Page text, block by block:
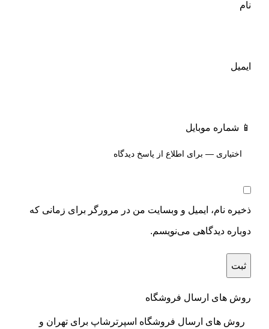
نام
ایمیل
📱 شماره موبایل
ذخیره نام، ایمیل و وبسایت من در مرورگر برای زمانی که
دوباره دیدگاهی می‌نویسم.
روش های ارسال فروشگاه
روش های ارسال فروشگاه اسپرترشاپ برای تهران و